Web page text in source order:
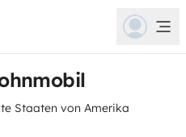
Staaten von Amerika